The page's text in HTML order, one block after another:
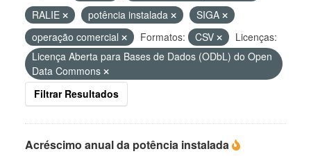
RALIE
potência instalada
SIGA
operação comercial
Formatos: CSV
Licenças:
Licença Aberta para Bases de Dados (ODbL) do Open
Data Commons
Filtrar Resultados
Acréscimo anual da potência instalada